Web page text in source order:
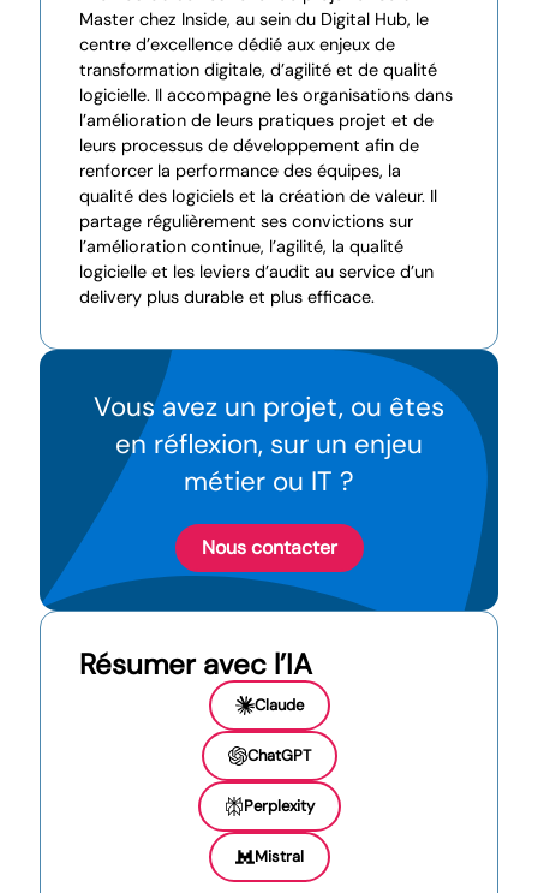
Vous avez un projet, ou êtes
en réflexion, sur un enjeu
métier ou IT ?
Nous contacter
Résumer avec l’IA
Claude
ChatGPT
Perplexity
Mistral
Master chez Inside, au sein du Digital Hub, le
centre d’excellence dédié aux enjeux de
transformation digitale, d’agilité et de qualité
logicielle. Il accompagne les organisations dans
l’amélioration de leurs pratiques projet et de
leurs processus de développement afin de
renforcer la performance des équipes, la
qualité des logiciels et la création de valeur. Il
partage régulièrement ses convictions sur
l’amélioration continue, l’agilité, la qualité
logicielle et les leviers d’audit au service d’un
delivery plus durable et plus efficace.